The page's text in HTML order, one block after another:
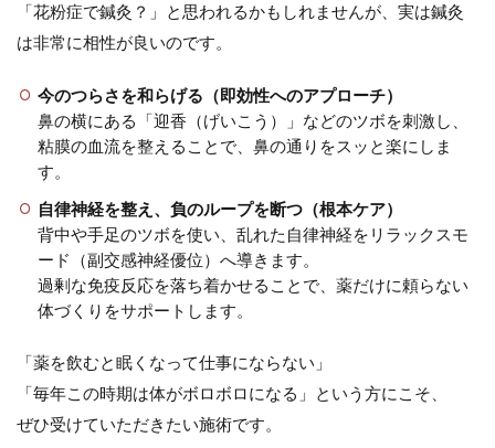
「花粉症で鍼灸？」と思われるかもしれませんが、実は鍼灸
は非常に相性が良いのです。
今のつらさを和らげる（即効性へのアプローチ）
鼻の横にある「迎香（げいこう）」などのツボを刺激し、
粘膜の血流を整えることで、鼻の通りをスッと楽にしま
す。
自律神経を整え、負のループを断つ（根本ケア）
背中や手足のツボを使い、乱れた自律神経をリラックスモ
ード（副交感神経優位）へ導きます。
過剰な免疫反応を落ち着かせることで、薬だけに頼らない
体づくりをサポートします。
「薬を飲むと眠くなって仕事にならない」
「毎年この時期は体がボロボロになる」という方にこそ、
ぜひ受けていただきたい施術です。